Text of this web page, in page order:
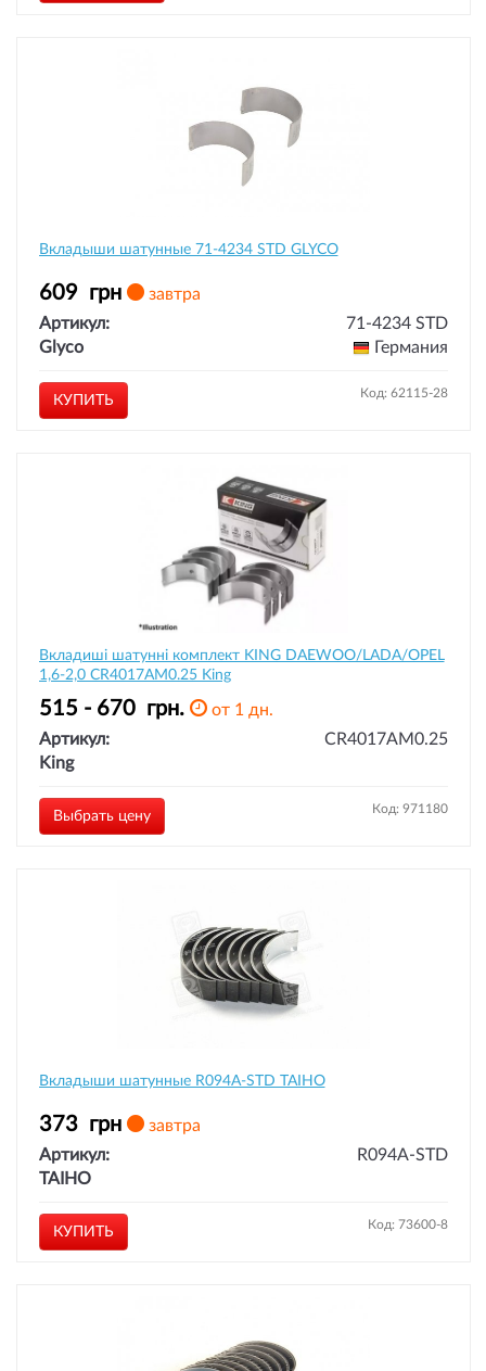
Вкладыши шатунные 71-4234 STD GLYCO
609 грн
завтра
Артикул:
71-4234 STD
Glyco
Германия
КУПИТЬ Код: 62115-28
Вкладиші шатунні комплект KING DAEWOO/LADA/OPEL
1,6-2,0 CR4017AM0.25 King
515 - 670 грн.
от 1 дн.
Артикул:
CR4017AM0.25
King
Выбрать цену Код: 971180
Вкладыши шатунные R094A-STD TAIHO
373 грн
завтра
Артикул:
R094A-STD
TAIHO
КУПИТЬ Код: 73600-8